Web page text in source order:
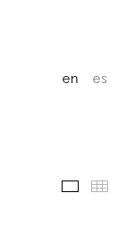
en es
media